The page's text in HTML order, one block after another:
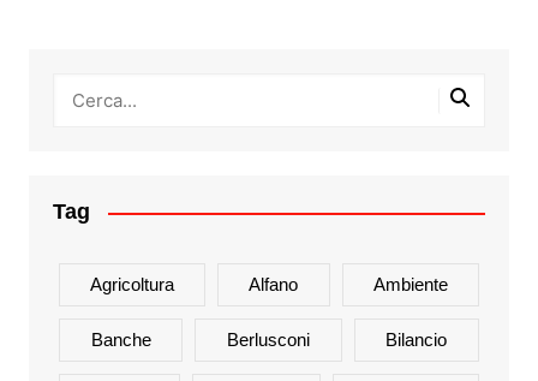
Tag
Agricoltura Alfano Ambiente
Banche Berlusconi Bilancio